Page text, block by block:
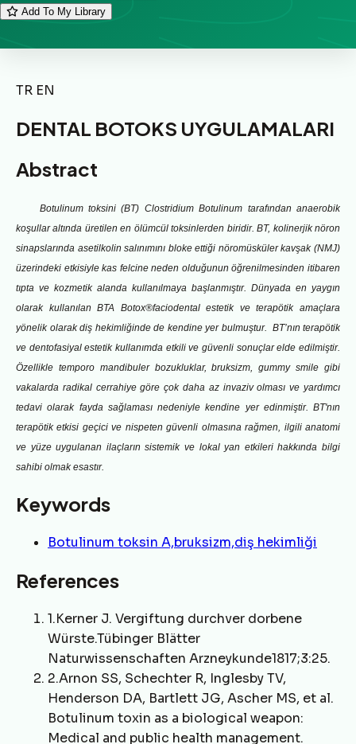
Add To My Library
TR EN
DENTAL BOTOKS UYGULAMALARI
Abstract
Botulinum toksini (BT) Clostridium Botulinum tarafından anaerobik
koşullar altında üretilen en ölümcül toksinlerden biridir. BT, kolinerjik nöron
sinapslarında asetilkolin salınımını bloke ettiği nöromüsküler kavşak (NMJ)
üzerindeki etkisiyle kas felcine neden olduğunun öğrenilmesinden itibaren
tıpta ve kozmetik alanda kullanılmaya başlanmıştır. Dünyada en yaygın
olarak kullanılan BTA Botox®faciodental estetik ve terapötik amaçlara
yönelik olarak diş hekimliğinde de kendine yer bulmuştur. BT’nın terapötik
ve dentofasiyal estetik kullanımda etkili ve güvenli sonuçlar elde edilmiştir.
Özellikle temporo mandibuler bozukluklar, bruksizm, gummy smile gibi
vakalarda radikal cerrahiye göre çok daha az invaziv olması ve yardımcı
tedavi olarak fayda sağlaması nedeniyle kendine yer edinmiştir. BT'nın
terapötik etkisi geçici ve nispeten güvenli olmasına rağmen, ilgili anatomi
ve yüze uygulanan ilaçların sistemik ve lokal yan etkileri hakkında bilgi
sahibi olmak esastır.
Keywords
Botulinum toksin A,bruksizm,diş hekimliği
References
1.Kerner J. Vergiftung durchver dorbene
Würste.Tübinger Blätter
Naturwissenschaften Arzneykunde1817;3:25.
2.Arnon SS, Schechter R, Inglesby TV,
Henderson DA, Bartlett JG, Ascher MS, et al.
Botulinum toxin as a biological weapon:
Medical and public health management.